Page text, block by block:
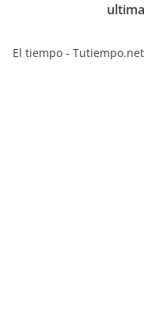
El tiempo - Tutiempo.net